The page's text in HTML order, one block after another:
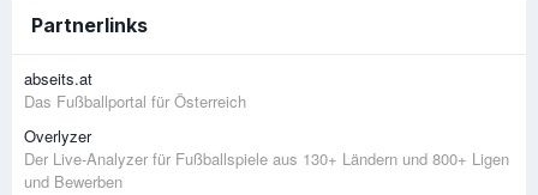
Partnerlinks
abseits.at
Das Fußballportal für Österreich
Overlyzer
Der Live-Analyzer für Fußballspiele aus 130+ Ländern und 800+ Ligen
und Bewerben